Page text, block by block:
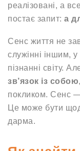
реалізовані, а
постає запит: а
Сенс життя не
служінні іншим,
пізнанні світу.
зв’язок із собою
покликом. Сенс —
Це може бути
дарма.